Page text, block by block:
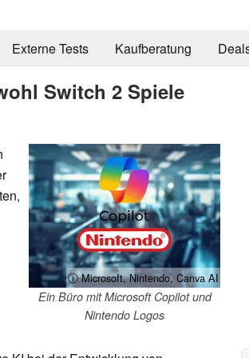
Externe Tests Kaufberatung
Switch 2 Spiele
ⓘ Microsoft, Nintendo, Canva AI
Ein Büro mit Microsoft Copilot und
Nintendo Logos